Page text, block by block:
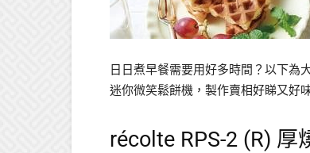
日日煮早餐需要用好多時間？以下為
迷你微笑鬆餅機，製作賣相好睇又好
récolte RPS-2 (R) 厚